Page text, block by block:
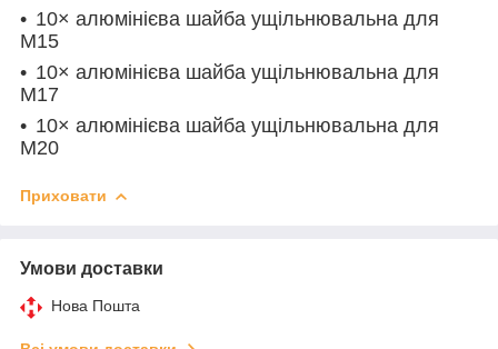
10× алюмінієва шайба ущільнювальна для
M15
10× алюмінієва шайба ущільнювальна для
M17
10× алюмінієва шайба ущільнювальна для
M20
Приховати
Умови доставки
Нова Пошта